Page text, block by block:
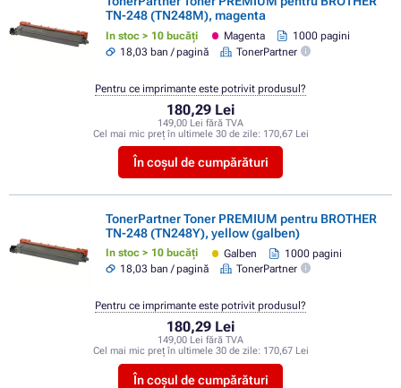
TN-248 (TN248M), magenta
In stoc > 10 bucăți Magenta
1000 pagini
18,03 ban / pagină
TonerPartner
180,29 Lei
149,00 Lei fără TVA
Cel mai mic preț în ultimele 30 de zile: 170,67 Lei
În coșul de cumpărături
Pentru ce imprimante este potrivit produsul?
TonerPartner Toner PREMIUM pentru BROTHER
TN-248 (TN248Y), yellow (galben)
In stoc > 10 bucăți Galben
1000 pagini
18,03 ban / pagină
TonerPartner
180,29 Lei
149,00 Lei fără TVA
Cel mai mic preț în ultimele 30 de zile: 170,67 Lei
În coșul de cumpărături
Pentru ce imprimante este potrivit produsul?